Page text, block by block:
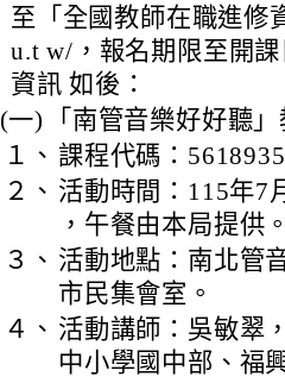
至「全國教師在職進修
u.t w/，報名期限至開
資訊 如後：
(一)
「南管音樂好好聽
１、 課程代碼：5618935
２、 活動時間：115年7
，午餐由本局提供。
３、 活動地點：南北管
市民集會室。
４、 活動講師：吳敏翠
中小學國中部、福